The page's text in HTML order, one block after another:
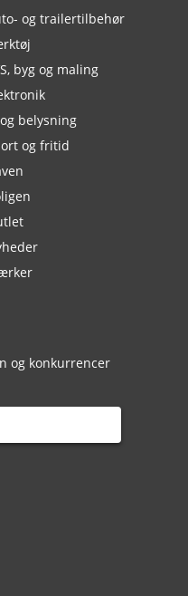
og trailertilbehør
byg og maling
belysning
og fritid
og konkurrencer